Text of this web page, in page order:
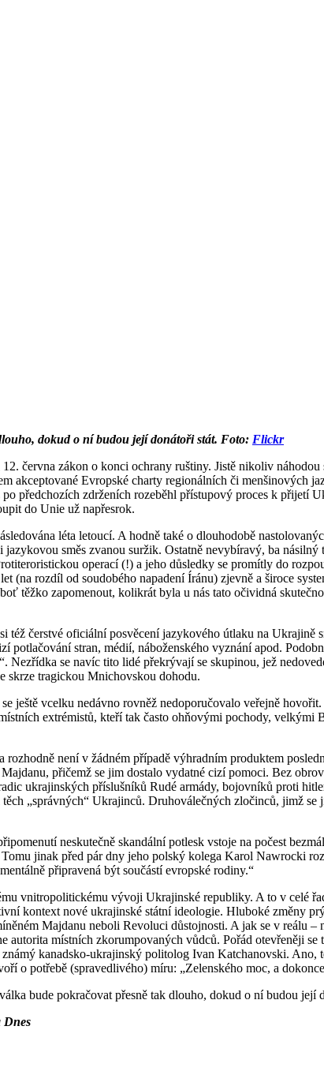
dokud o ní budou její donátoři stát. Foto: Flickr
června zákon o konci ochrany ruštiny. Jistě nikoliv
akceptované Evropské charty regionálních či menšinových
předchozích zdrženích rozeběhl přístupový proces k přijetí
do Unie už napřesrok.
léta letoucí. A hodně také o dlouhodobě
směs zvanou suržik. Ostatně nevybíravý, ba
operací (!) a jeho důsledky se promítly do
(na rozdíl od soudobého napadení Íránu) zjevně a široce
těžko zapomenout, kolikrát byla u nás tato očividná
též čerstvé oficiální posvěcení jazykového útlaku na
stran, médií, náboženského vyznání apod.
Nezřídka se navíc tito lidé překrývají se skupinou, jež
skrze tragickou Mnichovskou dohodu.
ještě vcelku nedávno rovněž nedoporučovalo veřejně
extrémistů, kteří tak často ohňovými pochody,
není v žádném případě výhradním produktem
přičemž se jim dostalo vydatné cizí pomoci. Bez
ukrajinských příslušníků Rudé armády, bojovníků proti
„správných“ Ukrajinců. Druhoválečných zločinců, jimž
neskutečně skandální potlesk vstoje na počest
jinak před pár dny jeho polský kolega Karol Nawrocki
připravená být součástí evropské rodiny.“
vnitropolitickému vývoji Ukrajinské republiky. A to v celé
kontext nové ukrajinské státní ideologie. Hluboké změny
Majdanu neboli Revoluci důstojnosti. A jak se v reálu
autorita místních zkorumpovaných vůdců. Pořád otevřeněji
kanadsko-ukrajinský politolog Ivan Katchanovski.
o potřebě (spravedlivého) míru: „Zelenského moc, a
bude pokračovat přesně tak dlouho, dokud o ní budou její
Dnes